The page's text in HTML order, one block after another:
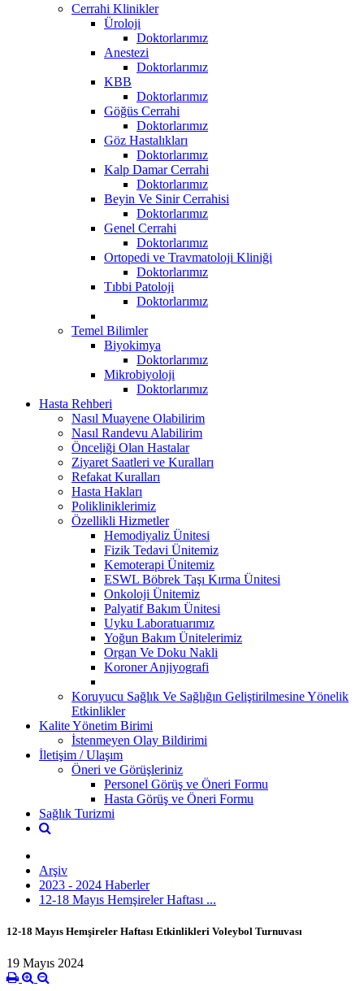
Cerrahi Klinikler
Üroloji
Doktorlarımız
Anestezi
Doktorlarımız
KBB
Doktorlarımız
Göğüs Cerrahi
Doktorlarımız
Göz Hastalıkları
Doktorlarımız
Kalp Damar Cerrahi
Doktorlarımız
Beyin Ve Sinir Cerrahisi
Doktorlarımız
Genel Cerrahi
Doktorlarımız
Ortopedi ve Travmatoloji Kliniği
Doktorlarımız
Tıbbi Patoloji
Doktorlarımız
Temel Bilimler
Biyokimya
Doktorlarımız
Mikrobiyoloji
Doktorlarımız
Hasta Rehberi
Nasıl Muayene Olabilirim
Nasıl Randevu Alabilirim
Önceliği Olan Hastalar
Ziyaret Saatleri ve Kuralları
Refakat Kuralları
Hasta Hakları
Polikliniklerimiz
Özellikli Hizmetler
Hemodiyaliz Ünitesi
Fizik Tedavi Ünitemiz
Kemoterapi Ünitemiz
ESWL Böbrek Taşı Kırma Ünitesi
Onkoloji Ünitemiz
Palyatif Bakım Ünitesi
Uyku Laboratuarımız
Yoğun Bakım Ünitelerimiz
Organ Ve Doku Nakli
Koroner Anjiyografi
Koruyucu Sağlık Ve Sağlığın Geliştirilmesine Yönelik
Etkinlikler
Kalite Yönetim Birimi
İstenmeyen Olay Bildirimi
İletişim / Ulaşım
Öneri ve Görüşleriniz
Personel Görüş ve Öneri Formu
Hasta Görüş ve Öneri Formu
Sağlık Turizmi
Arşiv
2023 - 2024 Haberler
12-18 Mayıs Hemşireler Haftası ...
12-18 Mayıs Hemşireler Haftası Etkinlikleri Voleybol Turnuvası
19 Mayıs 2024